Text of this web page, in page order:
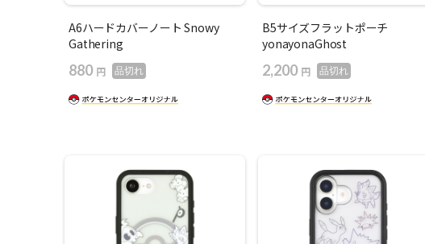
A6ハードカバーノート Snowy
Gathering
880 円 品切れ
B5サイズフラットポーチ
yonayonaGhost
2,200 円 品切れ